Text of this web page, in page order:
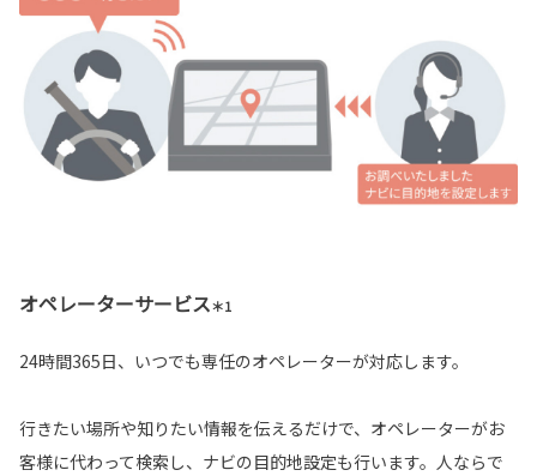
オペレーターサービス＊1
24時間365日、いつでも専任のオペレーターが対応します。
行きたい場所や知りたい情報を伝えるだけで、オペレーターがお
客様に代わって検索し、ナビの目的地設定も行います。人ならで